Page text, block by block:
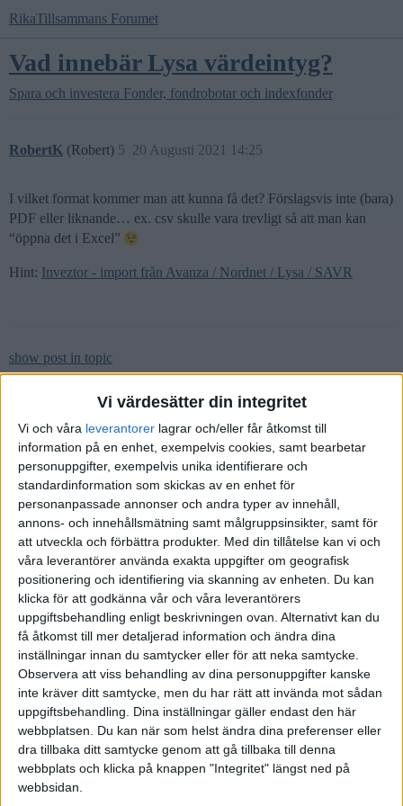
Vi värdesätter din integritet
Vi och våra leverantorer lagrar och/eller får åtkomst till
information på en enhet, exempelvis cookies, samt bearbetar
personuppgifter, exempelvis unika identifierare och
standardinformation som skickas av en enhet för
personanpassade annonser och andra typer av innehåll,
annons- och innehållsmätning samt målgruppsinsikter, samt för
att utveckla och förbättra produkter. Med din tillåtelse kan vi och
våra leverantörer använda exakta uppgifter om geografisk
positionering och identifiering via skanning av enheten. Du kan
klicka för att godkänna vår och våra leverantörers
uppgiftsbehandling enligt beskrivningen ovan. Alternativt kan du
få åtkomst till mer detaljerad information och ändra dina
inställningar innan du samtycker eller för att neka samtycke.
Observera att viss behandling av dina personuppgifter kanske
inte kräver ditt samtycke, men du har rätt att invända mot sådan
uppgiftsbehandling. Dina inställningar gäller endast den här
webbplatsen. Du kan när som helst ändra dina preferenser eller
dra tillbaka ditt samtycke genom att gå tillbaka till denna
webbplats och klicka på knappen "Integritet" längst ned på
webbsidan.
RikaTillsammans Forumet
Vad innebär Lysa värdeintyg?
Spara och investera Fonder, fondrobotar och indexfonder
RobertK (Robert) 20 Augusti 2021 14:25
5
I vilket format kommer man att kunna få det? Förslagsvis inte (bara)
PDF eller liknande… ex. csv skulle vara trevligt så att man kan
“öppna det i Excel”
Hint: Inveztor - import från Avanza / Nordnet / Lysa / SAVR
show post in topic
Liknande ämnen du kan gilla
Svar
Kan man lita på LYSAs
uppgifter?
Fonder, fondrobotar och indexfonder
8 1398
22 Juni 2021
LYSA: logga gärna in på ditt
konto
Fonder, fondrobotar och indexfonder
12 9212
2023
Ett par märkliga saker i Lysas
villkor
Fonder, fondrobotar och indexfonder
18 7597
19
September
2024
Hur många investerar i Lysa?
14 Januari